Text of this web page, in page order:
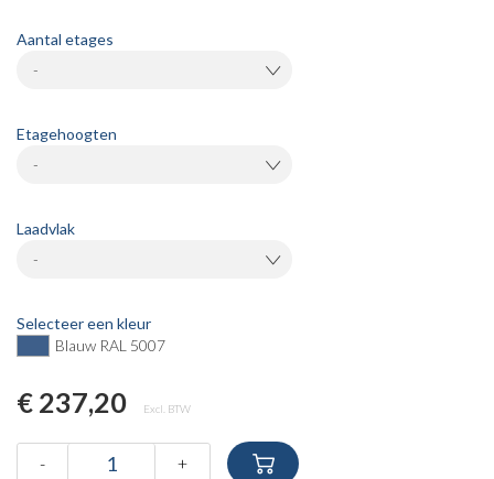
Aantal etages
-
Etagehoogten
-
Laadvlak
-
Selecteer een kleur
Blauw RAL 5007
€ 237,20 Excl. BTW
- +